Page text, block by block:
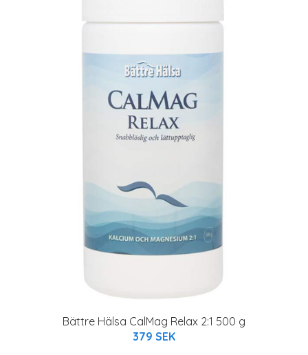
Bättre Hälsa CalMag Relax 2:1 500 g
379 SEK